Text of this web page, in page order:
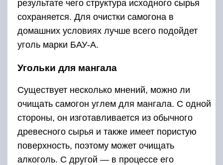
результате чего структура исходного сырья
сохраняется. Для очистки самогона в
домашних условиях лучше всего подойдет
уголь марки БАУ-А.
Угольки для мангала
Существует несколько мнений, можно ли
очищать самогон углем для мангала. С одной
стороны, он изготавливается из обычного
древесного сырья и также имеет пористую
поверхность, поэтому может очищать
алкоголь. С другой — в процессе его